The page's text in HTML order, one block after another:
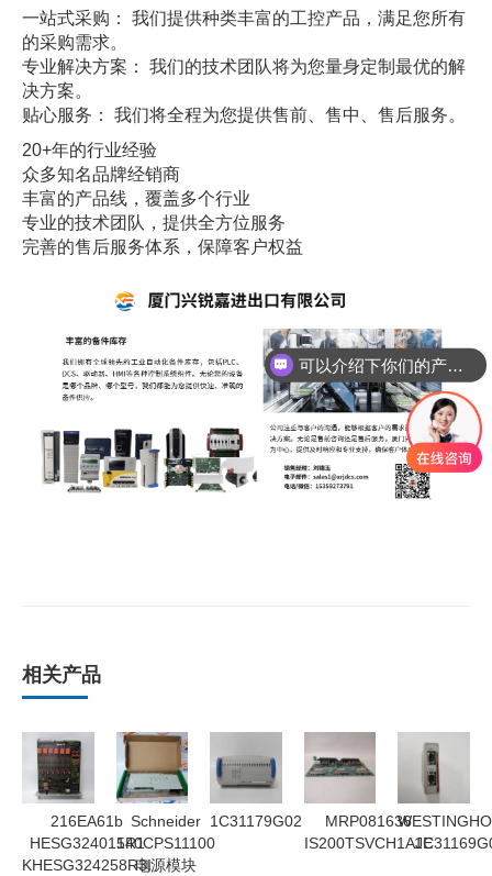
一站式采购： 我们提供种类丰富的工控产品，满足您所有
的采购需求。
专业解决方案： 我们的技术团队将为您量身定制最优的解
决方案。
贴心服务： 我们将全程为您提供售前、售中、售后服务。
20+年的行业经验
众多知名品牌经销商
丰富的产品线，覆盖多个行业
专业的技术团队，提供全方位服务
完善的售后服务体系，保障客户权益
相关产品
216EA61b
HESG324015R1
KHESG324258R3I
Schneider
140CPS11100
电源模块
1C31179G02
MRP081636
IS200TSVCH1AJE
可以介绍下你们的产品么